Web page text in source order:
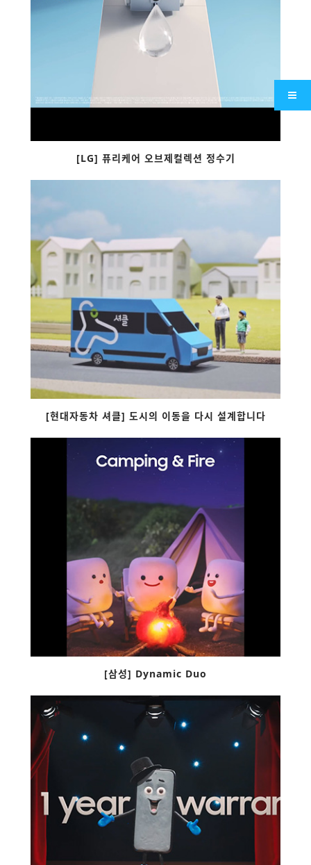
[LG] 퓨리케어 오브제컬렉션 정수기
[현대자동차 셔클] 도시의 이동을 다시 설계합니다
[삼성] Dynamic Duo